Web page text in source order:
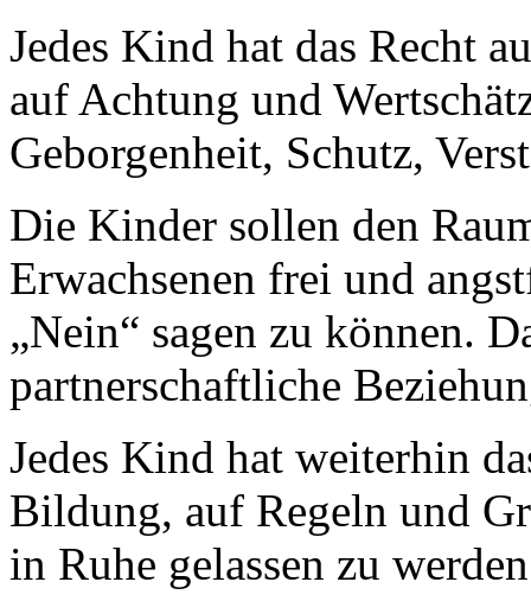
Jedes Kind hat das Recht
auf Achtung und
Geborgenheit, Schutz,
Die Kinder sollen den
Erwachsenen frei und
„Nein“ sagen zu können.
partnerschaftliche
Jedes Kind hat weiterhin
Bildung, auf Regeln und
in Ruhe gelassen zu